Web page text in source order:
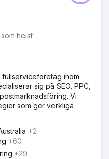
helst
inom
sig på SEO, PPC,
Vi
som ger verkliga
+2
+60
+29